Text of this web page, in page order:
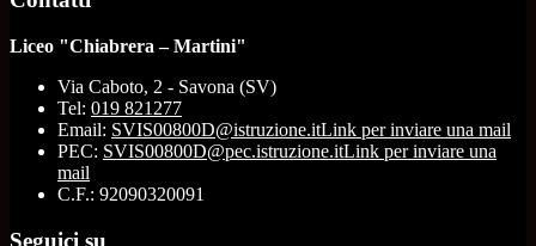
Liceo "Chiabrera – Martini"
Via Caboto, 2 - Savona (SV)
Tel: 019 821277
Email: SVIS00800D@istruzione.itLink per inviare una mail
PEC: SVIS00800D@pec.istruzione.itLink per inviare una
mail
C.F.: 92090320091
Seguici su